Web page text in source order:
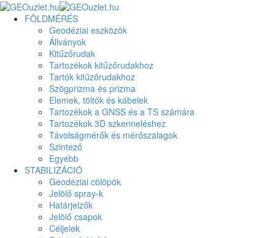
FÖLDMÉRÉS
Geodéziai eszközök
Állványok
Kitűzőrudak
Tartozékok kitűzőrudakhoz
Tartók kitűzőrudakhoz
Szögprizma és prizma
Elemek, töltők és kábelek
Tartozékok a GNSS és a TS számára
Tartozékok 3D szkenneléshez
Távolságmérők és mérőszalagok
Szintező
Egyébb
STABILIZÁCIÓ
Geodéziai cölöpök
Jelölő spray-k
Határjelzők
Jelölő csapok
Céljelek